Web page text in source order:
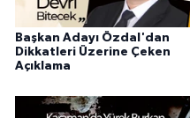
Başkan Adayı Özdal'dan
Dikkatleri Üzerine Çeken
Açıklama